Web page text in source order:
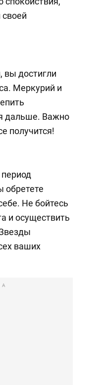
вы достигли
Меркурий и
дальше. Важно
получится!
обретете
Не бойтесь
и осуществить
ваших